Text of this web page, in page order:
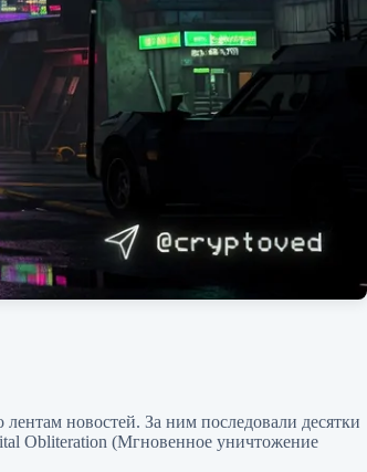
новостей. За ним последовали десятки
Obliteration (Мгновенное уничтожение